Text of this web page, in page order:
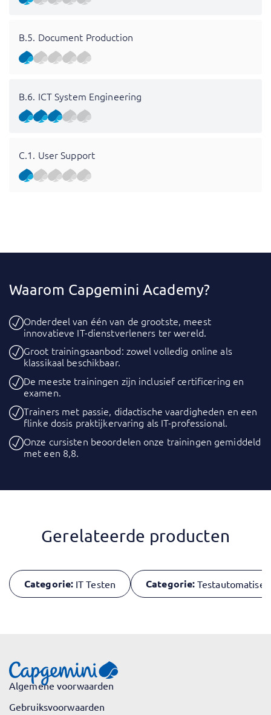
B.5. Document Production
B.6. ICT System Engineering
C.1. User Support
Waarom Capgemini Academy?
Onderdeel van één van de grootste, meest
innovatieve IT-dienstverleners ter wereld.
Groot trainingsaanbod: zowel volledig online als
klassikaal beschikbaar.
De meeste trainingen zijn inclusief certificering en
examen.
Trainers met passie, didactische vaardigheden en een
flinke dosis praktijkervaring als IT-professional.
Onze cursisten beoordelen onze trainingen gemiddeld
met een 8,8.
Gerelateerde producten
Categorie: IT Testen Categorie:
Algemene voorwaarden
Gebruiksvoorwaarden